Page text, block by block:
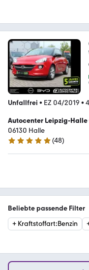
Unfallfrei • EZ 04/2019 •
Autocenter Leipzig-Halle
06130 Halle
5 Sterne
(48)
Beliebte passende Filter
+ Kraftstoffart:Benzin